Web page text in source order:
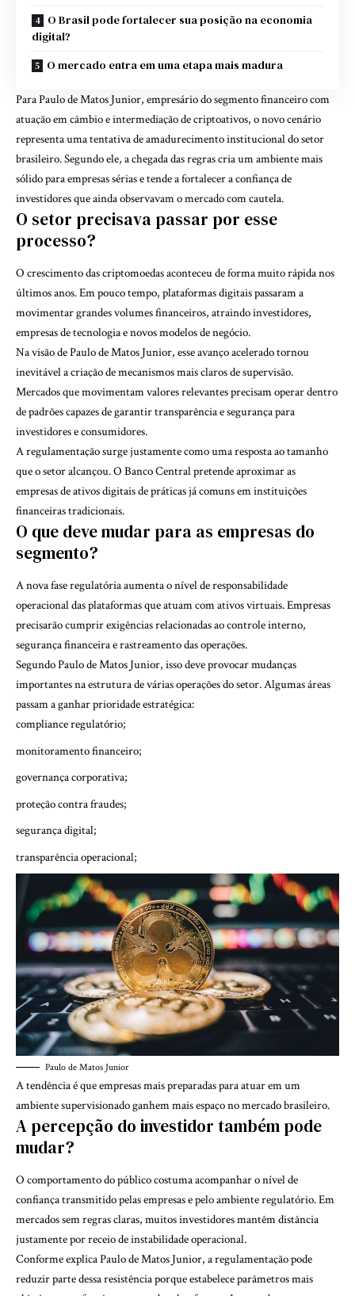
O Brasil pode fortalecer sua posição na economia
digital?
O mercado entra em uma etapa mais madura
Para Paulo de Matos Junior, empresário do segmento financeiro com
atuação em câmbio e intermediação de criptoativos, o novo cenário
representa uma tentativa de amadurecimento institucional do setor
brasileiro. Segundo ele, a chegada das regras cria um ambiente mais
sólido para empresas sérias e tende a fortalecer a confiança de
investidores que ainda observavam o mercado com cautela.
O setor precisava passar por esse
processo?
O crescimento das criptomoedas aconteceu de forma muito rápida nos
últimos anos. Em pouco tempo, plataformas digitais passaram a
movimentar grandes volumes financeiros, atraindo investidores,
empresas de tecnologia e novos modelos de negócio.
Na visão de Paulo de Matos Junior, esse avanço acelerado tornou
inevitável a criação de mecanismos mais claros de supervisão.
Mercados que movimentam valores relevantes precisam operar dentro
de padrões capazes de garantir transparência e segurança para
investidores e consumidores.
A regulamentação surge justamente como uma resposta ao tamanho
que o setor alcançou. O Banco Central pretende aproximar as
empresas de ativos digitais de práticas já comuns em instituições
financeiras tradicionais.
O que deve mudar para as empresas do
segmento?
A nova fase regulatória aumenta o nível de responsabilidade
operacional das plataformas que atuam com ativos virtuais. Empresas
precisarão cumprir exigências relacionadas ao controle interno,
segurança financeira e rastreamento das operações.
Segundo Paulo de Matos Junior, isso deve provocar mudanças
importantes na estrutura de várias operações do setor. Algumas áreas
passam a ganhar prioridade estratégica:
compliance regulatório;
monitoramento financeiro;
governança corporativa;
proteção contra fraudes;
segurança digital;
transparência operacional;
Paulo de Matos Junior
A tendência é que empresas mais preparadas para atuar em um
ambiente supervisionado ganhem mais espaço no mercado brasileiro.
A percepção do investidor também pode
mudar?
O comportamento do público costuma acompanhar o nível de
confiança transmitido pelas empresas e pelo ambiente regulatório. Em
mercados sem regras claras, muitos investidores mantêm distância
justamente por receio de instabilidade operacional.
Conforme explica Paulo de Matos Junior, a regulamentação pode
reduzir parte dessa resistência porque estabelece parâmetros mais